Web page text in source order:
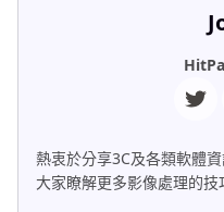
熱衷於分享3C及各類軟體
大家瞭解更多影像處理的技